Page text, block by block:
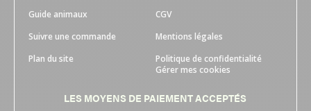
Guide animaux
Suivre une commande
Plan du site
CGV
Mentions légales
Politique de confidentialité
Gérer mes cookies
LES MOYENS DE PAIEMENT ACCEPTÉS